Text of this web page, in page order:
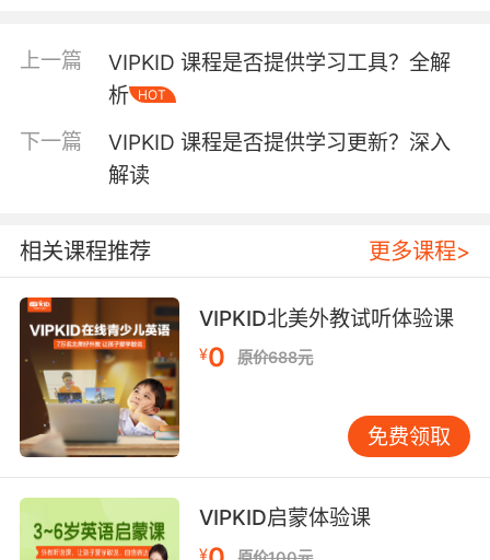
性 VIPKID的课程内容丰富多样。不仅包括常规的
英语语言知识教学，还融入了丰富的文化元素、
跨学科知识等。在学习英语的过程中，学生能够
了解到不同国家的风土人情、文化习俗，拓宽视
野。同时，还会涉及到一些简单的科学、数学等
跨学科知识，通过英语这一媒介进行学习和探
倡导的综合性学习理念相契合。学习工程注重知
识的整合与运用，避免单一学科的孤立学习。
VIPKID的课程通过跨学科的融合，让学生在学习
英语的同时，锻炼了综合思维能力，提高了对知
识的整体理解和运用能力。比如，在一节关于动
物的主题课中，学生不仅学习动物相关的英语单
词和句子，还会了解动物的生活习性、生态环境
等科学知识，甚至可以通过绘画、手工等方式进
学方法与学习工程的实践 互动式教学的应用
VIPKID的教学方法注重互动性。通过在线视频直
播的方式，学生与外教进行实时互动交流。外教
上一篇
VIPKID 课程是否提供学习工具？全解
析
HOT
下一篇
VIPKID 课程是否提供学习更新？深入
解读
相关课程推荐 更多课程>
VIPKID北美外教试听体验课
¥0 原价688元
免费领取
VIPKID启蒙体验课
¥